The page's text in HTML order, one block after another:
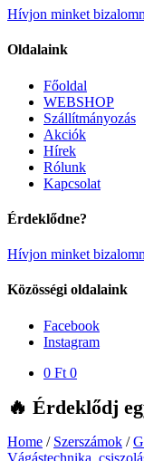
Hívjon minket
Oldalaink
Főoldal
WEBSHOP
Szállítmányozás
Akciók
Hírek
Rólunk
Kapcsolat
Érdeklődne?
Hívjon minket
Közösségi oldalaink
Facebook
Instagram
0 Ft 0
🔥 Érdeklődj
Home / Szerszámok /
Vágástechnika,